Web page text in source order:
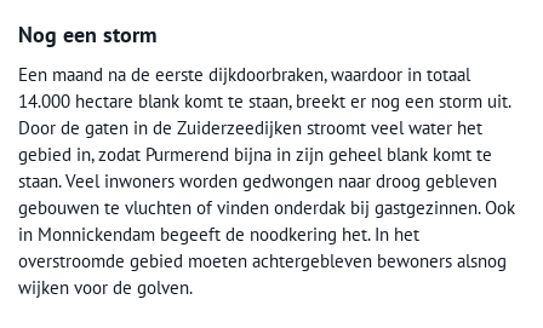
Nog een storm
Een maand na de eerste dijkdoorbraken, waardoor in totaal
14.000 hectare blank komt te staan, breekt er nog een storm uit.
Door de gaten in de Zuiderzeedijken stroomt veel water het
gebied in, zodat Purmerend bijna in zijn geheel blank komt te
staan. Veel inwoners worden gedwongen naar droog gebleven
gebouwen te vluchten of vinden onderdak bij gastgezinnen. Ook
in Monnickendam begeeft de noodkering het. In het
overstroomde gebied moeten achtergebleven bewoners alsnog
wijken voor de golven.